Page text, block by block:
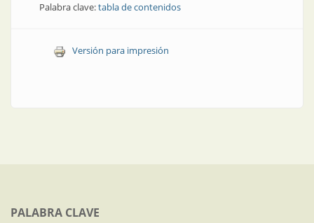
Palabra clave:tabla de contenidos
Versión para impresión
PALABRA CLAVE